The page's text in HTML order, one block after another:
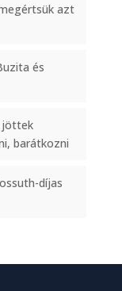
azt
és
jöttek
barátkozni
díjas